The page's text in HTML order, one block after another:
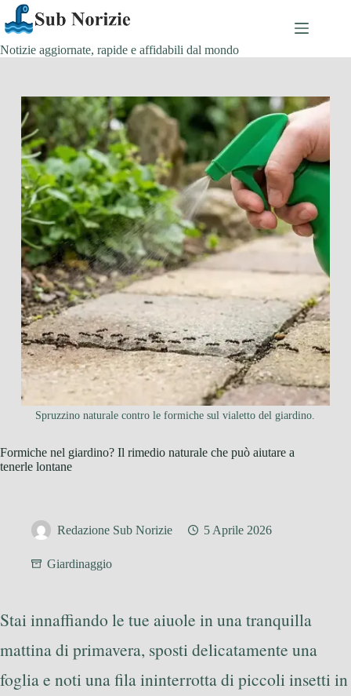
Salta
al
contenuto
Notizie aggiornate, rapide e affidabili dal mondo
Spruzzino naturale contro le formiche sul vialetto del giardino.
Formiche nel giardino? Il rimedio naturale che può aiutare a
tenerle lontane
Redazione Sub Norizie 5 Aprile 2026
Giardinaggio
Stai innaffiando le tue aiuole in una tranquilla
mattina di primavera, sposti delicatamente una
foglia e noti una fila ininterrotta di piccoli insetti in